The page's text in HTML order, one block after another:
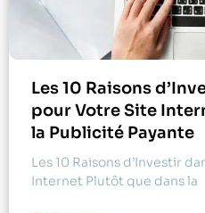
Les 10 Raisons
pour Votre Site
la Publicité Payante
Les 10 Raisons d’Investir
Internet Plutôt que dans la